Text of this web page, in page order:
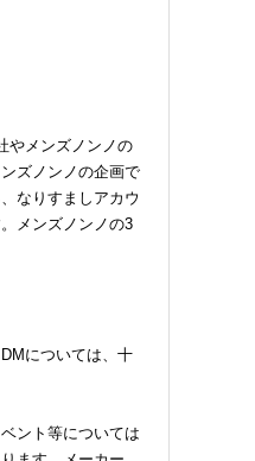
ントラ
の先に
いスピ
ックな黒デニムが大人
やメンズノンノの
ズノンノの企画で
なりすましアカウ
メンズノンノの3
については、十
ント等については